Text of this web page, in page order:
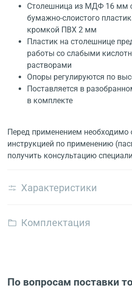
Столешница из МДФ 16 мм
бумажно-слоистого
кромкой ПВХ 2 мм
Пластик на столешнице
работы со слабыми
растворами
Опоры регулируются по
Поставляется в
в комплекте
Перед применением необходимо
инструкцией по применению
получить консультацию
Характеристики
Комплектация
По вопросам поставки